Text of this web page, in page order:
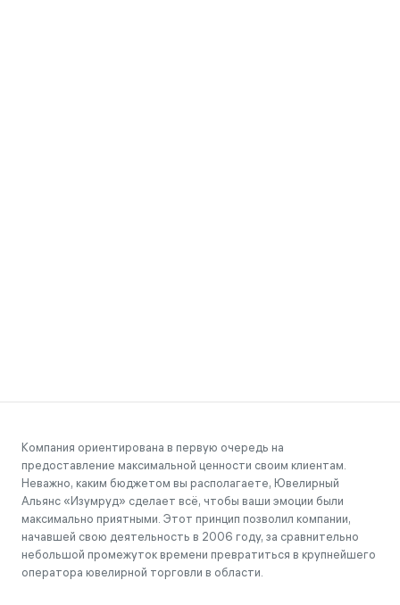
Компания ориентирована в первую очередь на
предоставление максимальной ценности своим клиентам.
Неважно, каким бюджетом вы располагаете, Ювелирный
Альянс «Изумруд» сделает всё, чтобы ваши эмоции были
максимально приятными. Этот принцип позволил компании,
начавшей свою деятельность в 2006 году, за сравнительно
небольшой промежуток времени превратиться в крупнейшего
оператора ювелирной торговли в области.